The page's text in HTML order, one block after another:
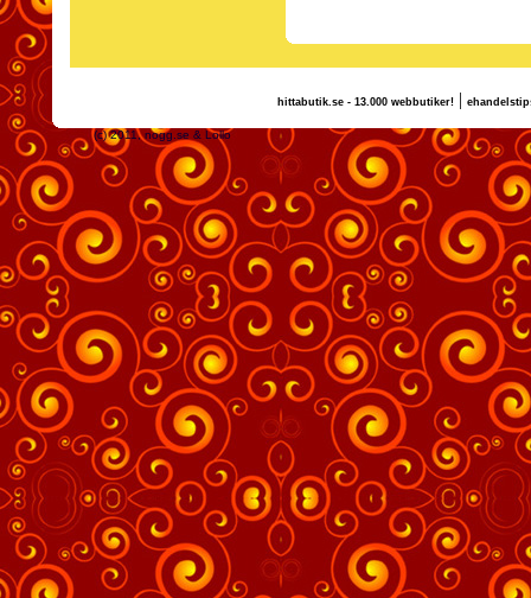
hittabutik.se - 13.000 webbutiker!|
(c) 2011, nogg.se & Lollo